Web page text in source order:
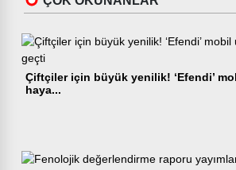
Çiftçiler için büyük yenilik! ‘Efendi’
haya...